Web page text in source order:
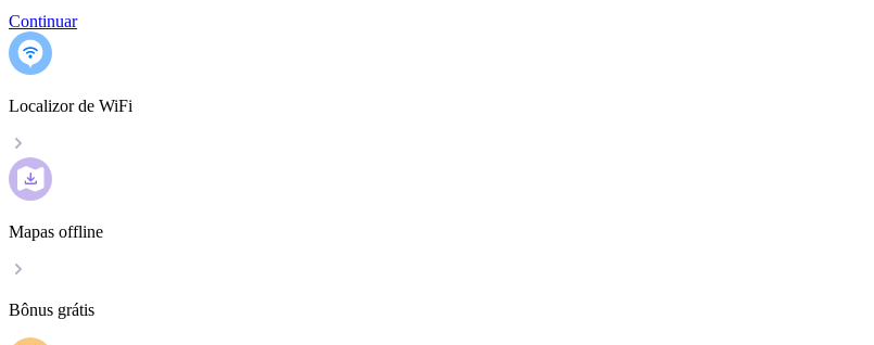
Continuar
Localizor de WiFi
Mapas offline
Bônus grátis